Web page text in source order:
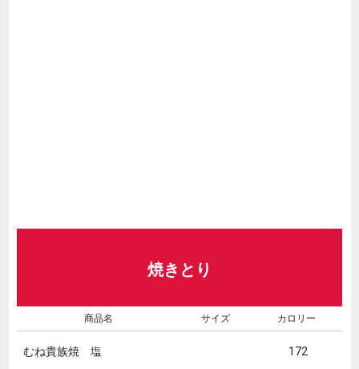
焼きとり
商品名 サイズ カロリー
むね貴族焼 塩 172